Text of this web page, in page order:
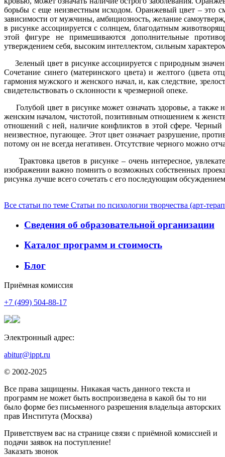
борьбы с еще неизвестным исходом. Оранжевый цвет – это
зависимости от мужчины, амбициозность, желание
в рисунке ассоциируется с солнцем, благодатным
этой фигуре не примешиваются дополнительные
утверждением себя, высоким интеллектом, сильным
Зеленый цвет в рисунке ассоциируется с природным
Сочетание синего (материнского цвета) и желтого (цвета
гармония мужского и женского начал, и, как следствие,
свидетельствовать о склонности к чрезмерной опеке.
Голубой цвет в рисунке может означать здоровье, а также
женским началом, чистотой, позитивным отношением к
отношений с ней, наличие конфликтов в этой сфере. Черный
неизвестное, пугающее. Этот цвет означает разрушение,
потому он не всегда негативен. Отсутствие черного можно
Трактовка цветов в рисунке – очень интересное,
изображении важно помнить о возможных собственных
рисунка лучше всего сочетать с его последующим
Все статьи по теме Статьи по психологии творчества (арт-
Сведения об образовательной организации
Каталог программ и стоимость
Блог
Приёмная комиссия
+7 (499) 504-88-17
Электронный адрес:
abitur@ippt.ru
© 2002-2025
Все права защищены. Никакая часть данного текста и
программ не может быть воспроизведена в какой бы то ни
было форме без письменного разрешения владельца авторских
прав Института (Москва)
Приветствуем вас на странице связи с приёмной комиссией и
подачи заявок на поступление!
Заказать звонок